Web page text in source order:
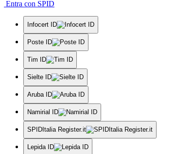
Entra con SPID
Infocert ID
Poste ID
Tim ID
Sielte ID
Aruba ID
Namirial ID
SPIDItalia Register.it
Lepida ID